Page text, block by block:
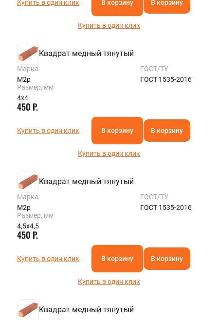
Купить в один клик В корзину В корзину
Купить в один клик
Квадрат медный тянутый
Марка
М2р
ГОСТ/ТУ
ГОСТ 1535-2016
Размер, мм
4х4
450 Р.
Купить в один клик В корзину В корзину
Купить в один клик
Квадрат медный тянутый
Марка
М2р
ГОСТ/ТУ
ГОСТ 1535-2016
Размер, мм
4,5х4,5
450 Р.
Купить в один клик В корзину В корзину
Купить в один клик
Квадрат медный тянутый